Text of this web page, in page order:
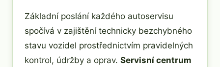
Základní poslání každého autoservisu
spočívá v zajištění technicky bezchybného
stavu vozidel prostřednictvím pravidelných
kontrol, údržby a oprav. Servisní centrum